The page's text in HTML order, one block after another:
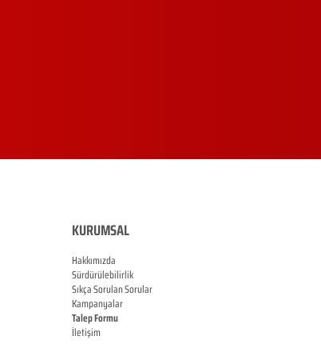
KURUMSAL
Hakkımızda
Sürdürülebilirlik
Sıkça Sorulan Sorular
Kampanyalar
Talep Formu
İletişim